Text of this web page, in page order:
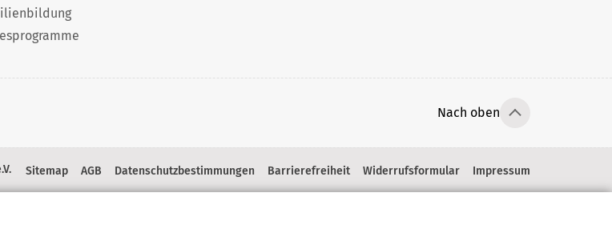
Nach oben
Sitemap AGB Datenschutzbestimmungen Barrierefreiheit Widerrufsformular Impressum